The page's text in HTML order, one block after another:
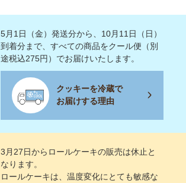
5月1日（金）発送分から、10月11日（日）
到着分まで、すべての商品をクール便（別
途税込275円）でお届けいたします。
クッキーを冷蔵で
お届けする理由
3月27日からロールケーキの販売は休止と
なります。
ロールケーキは、温度変化にとても敏感な